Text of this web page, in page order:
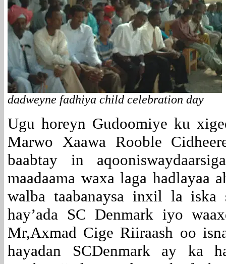
dadweyne fadhiya child celebration day
Ugu horeyn Gudoomiye ku
Marwo Xaawa Rooble
baabtay in
maadaama waxa laga hadlayaa
walba taabanaysa inxil la iska
hay’ada SC Denmark iyo
Mr,Axmad Cige Riiraash oo
hayadan SCDenmark ay ka